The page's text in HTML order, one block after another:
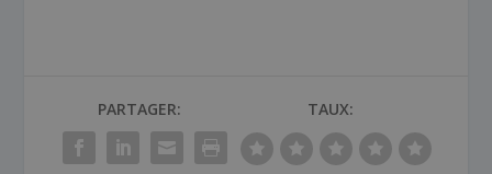
PARTAGER: TAUX: